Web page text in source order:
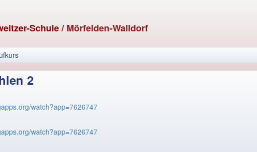
Schule/ Mörfelden-Walldorf
2
watch?app=7626747
watch?app=7626747